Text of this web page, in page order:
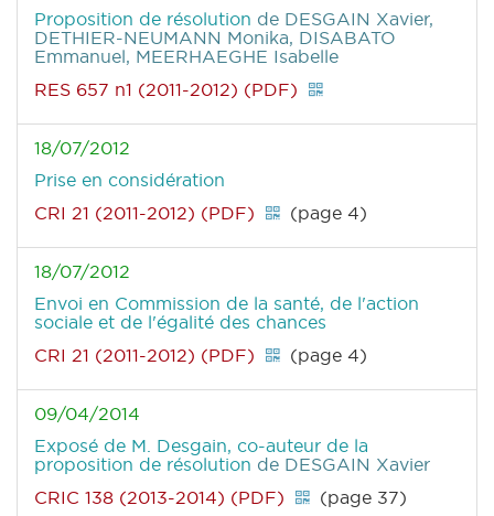
Proposition de résolution de DESGAIN Xavier,
DETHIER-NEUMANN Monika, DISABATO
Emmanuel, MEERHAEGHE Isabelle
RES 657 n1 (2011-2012) (PDF)
18/07/2012
Prise en considération
CRI 21 (2011-2012) (PDF)
(page 4)
18/07/2012
Envoi en Commission de la santé, de l'action
sociale et de l'égalité des chances
CRI 21 (2011-2012) (PDF)
(page 4)
09/04/2014
Exposé de M. Desgain, co-auteur de la
proposition de résolution de DESGAIN Xavier
CRIC 138 (2013-2014) (PDF)
(page 37)